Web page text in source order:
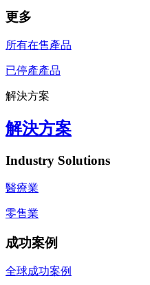
更多
所有在售產品
已停產產品
解決方案
解決方案
Industry Solutions
醫療業
零售業
成功案例
全球成功案例